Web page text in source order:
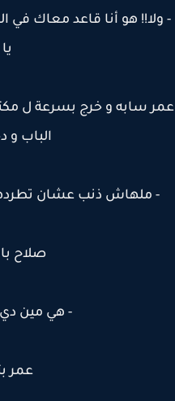
هو أنا قاعد معاك في
يا
سابه و خرج بسرعة ل
الباب و
- ملهاش ذنب عشان
صلاح
- هي مين دي
عمر